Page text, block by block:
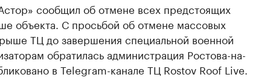
сообщил об отмене всех предстоящих
объекта. С просьбой об отмене массовых
ТЦ до завершения специальной военной
обратилась администрация Ростова-на-
в Telegram-канале ТЦ Rostov Roof Live.